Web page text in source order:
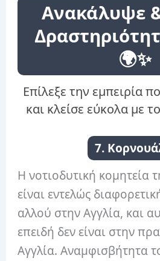
Ανακάλυψε
🌍✨
Επίλεξε την εμπειρία
και κλείσε εύκολα με
7.
Η νοτιοδυτική κομητεία
είναι εντελώς
αλλού στην Αγγλία, και
επειδή δεν είναι στην
Αγγλία. Αναμφισβήτητα